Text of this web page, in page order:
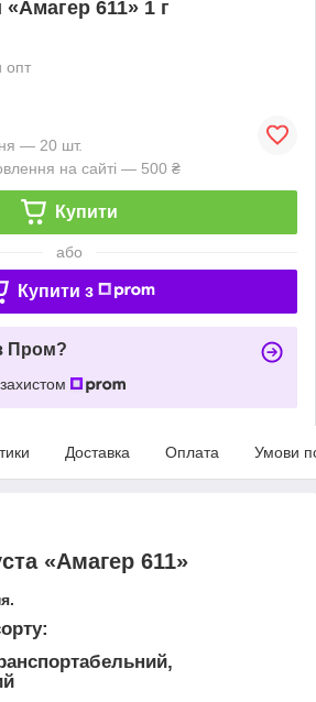
«Амагер 611» 1 г
опт
— 20 шт.
на сайті — 500 ₴
Купити
або
Купити з
Пром?
Доставка Оплата Умови
«Амагер 611»